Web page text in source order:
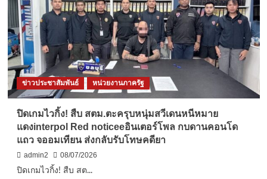
ฯ
สาขา
ขอ
เรียน
ท่าน
ผู้
เกียรติ
ทุก
ท่าน
ร่วม
เป็น
เจ้า
ข่าวประชาสัมพันธ์ หน่วยงานภาครัฐ
ปิดเกมไวกิ้ง! สืบ สตม.ตะครุบหนุ่มสวีเดนหนีหมาย
แดงinterpol Red noticeeอินเตอร์โพล กบดานคอนโด
แถว จออมเทียน ส่งกลับรับโทษคดียา
admin2
08/07/2026
ปิดเกมไวกิ้ง! สืบ สต...